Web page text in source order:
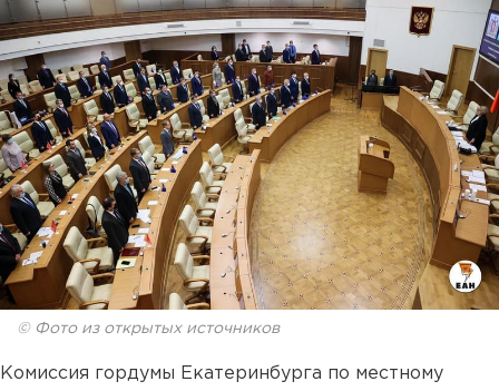
© Фото из открытых источников
Комиссия гордумы Екатеринбурга по местному